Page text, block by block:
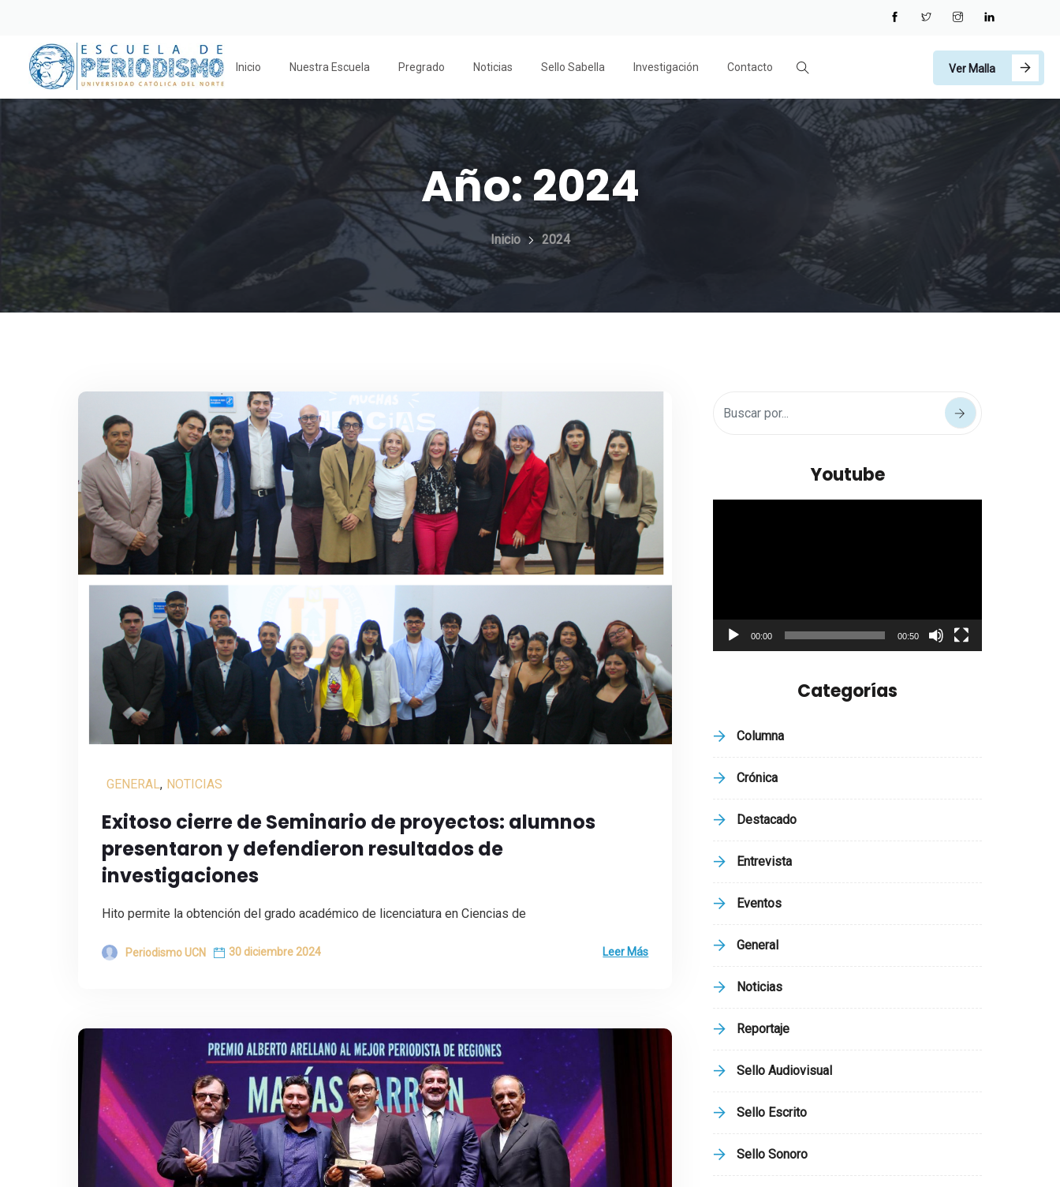
Inicio Nuestra Escuela Pregrado Noticias Sello Sabella Investigación Contacto Ver Malla
Año:2024
Inicio 2024
GENERAL, NOTICIAS
Exitoso cierre de Seminario de proyectos: alumnos
presentaron y defendieron resultados de
investigaciones
Hito permite la obtención del grado académico de licenciatura en Ciencias de
Periodismo UCN 30 diciembre 2024 Leer Más
Youtube
00:00 00:50
Categorías
Columna
Crónica
Destacado
Entrevista
Eventos
General
Noticias
Reportaje
Sello Audiovisual
Sello Escrito
Sello Sonoro